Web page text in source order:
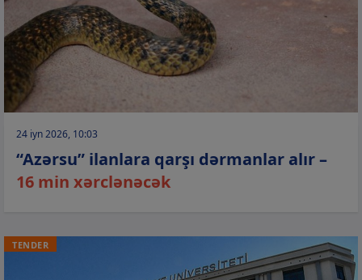
24 iyn 2026, 10:03
“Azərsu” ilanlara qarşı dərmanlar alır –
16 min xərclənəcək
TENDER